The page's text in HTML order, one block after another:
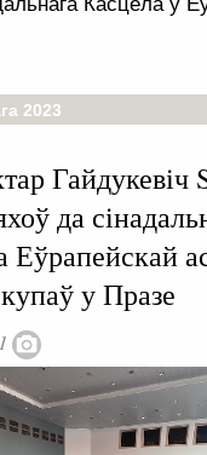
2023
Гайдукевіч
да
Еўрапейскай
у Празе